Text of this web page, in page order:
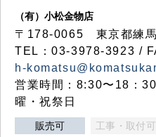
（有）小松金物店
〒178-0065 東京都練
TEL：03-3978-3923 /
h-
営業時間：8:30〜18：
曜・祝祭日
販売可 工事・取付可